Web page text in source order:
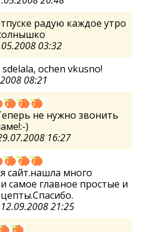
радую каждое утро
03:32
ochen vkusno!
08:21
не нужно звонить
)
16:27
сайт.нашла много
самое главное простые и
12.09.2008 21:25